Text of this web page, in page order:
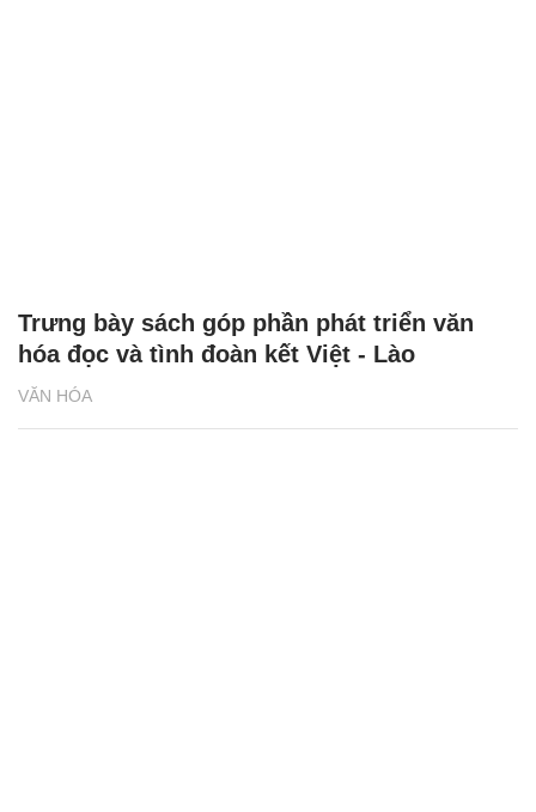
VĂN HÓA
Trưng bày sách góp phần phát triển văn
hóa đọc và tình đoàn kết Việt - Lào